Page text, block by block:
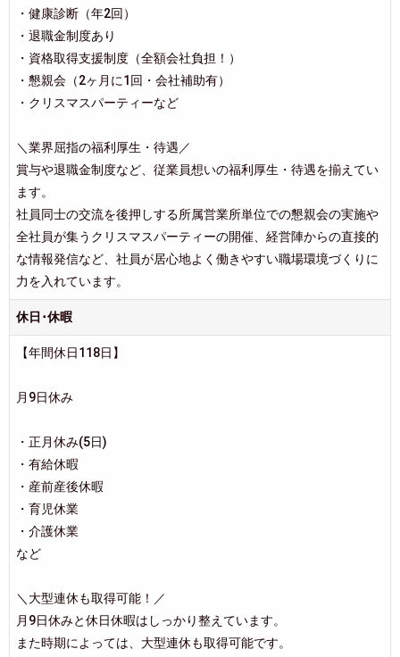
・健康診断（年2回）
・退職金制度あり
・資格取得支援制度（全額会社負担！）
・懇親会（2ヶ月に1回・会社補助有）
・クリスマスパーティーなど
＼業界屈指の福利厚生・待遇／
賞与や退職金制度など、従業員想いの福利厚生・待遇を揃えてい
ます。
社員同士の交流を後押しする所属営業所単位での懇親会の実施や
全社員が集うクリスマスパーティーの開催、経営陣からの直接的
な情報発信など、社員が居心地よく働きやすい職場環境づくりに
力を入れています。
休日･休暇
【年間休日118日】
月9日休み
・正月休み(5日)
・有給休暇
・産前産後休暇
・育児休業
・介護休業
など
＼大型連休も取得可能！／
月9日休みと休日休暇はしっかり整えています。
また時期によっては、大型連休も取得可能です。